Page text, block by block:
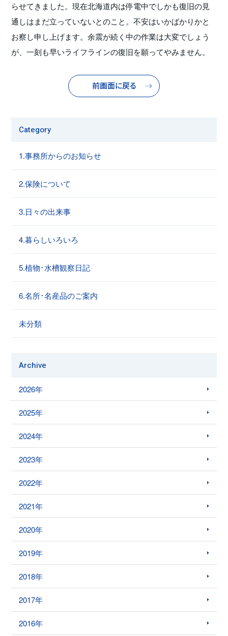
らせてきました。現在北海道内は停電中でしかも復旧の見
通しはまだ立っていないとのこと。不安はいかばかりかと
お察し申し上げます。余震が続く中の作業は大変でしょう
が、一刻も早いライフラインの復旧を願ってやみません。
前画面に戻る
Category
1.事務所からのお知らせ
2.保険について
3.日々の出来事
4.暮らしいろいろ
5.植物･水槽観察日記
6.名所･名産品のご案内
未分類
Archive
2026年
2025年
2024年
2023年
2022年
2021年
2020年
2019年
2018年
2017年
2016年